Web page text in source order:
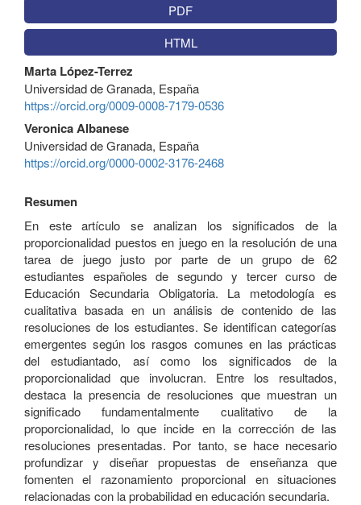
PDF
HTML
Contenido
principal
del
artículo
Marta López-Terrez
Universidad de Granada, España
https://orcid.org/0009-0008-7179-0536
Veronica Albanese
Universidad de Granada, España
https://orcid.org/0000-0002-3176-2468
Resumen
En este artículo se analizan los significados de la
proporcionalidad puestos en juego en la resolución de una
tarea de juego justo por parte de un grupo de 62
estudiantes españoles de segundo y tercer curso de
Educación Secundaria Obligatoria. La metodología es
cualitativa basada en un análisis de contenido de las
resoluciones de los estudiantes. Se identifican categorías
emergentes según los rasgos comunes en las prácticas
del estudiantado, así como los significados de la
proporcionalidad que involucran. Entre los resultados,
destaca la presencia de resoluciones que muestran un
significado fundamentalmente cualitativo de la
proporcionalidad, lo que incide en la corrección de las
resoluciones presentadas. Por tanto, se hace necesario
profundizar y diseñar propuestas de enseñanza que
fomenten el razonamiento proporcional en situaciones
relacionadas con la probabilidad en educación secundaria.